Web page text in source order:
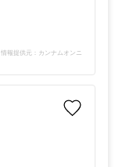
情報提供元：カンナムオンニ